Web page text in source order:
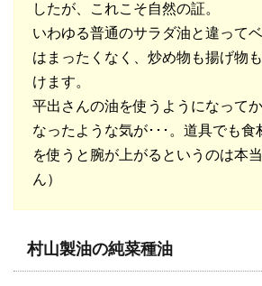
したが、これこそ自然の証。
いわゆる普通のサラダ油と違って
はまったくなく、炒め物も揚げ物
けます。
平出さんの油を使うようになって
なったような気が･･･。道具でも食
を使うと腕が上がるというのは本
ん）
村山製油の純菜種油